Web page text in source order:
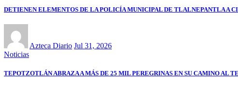
DETIENEN ELEMENTOS DE LA POLICÍA MUNICIPAL DE TLALNEPANTLA A
Azteca Diario Jul 31, 2026
Noticias
TEPOTZOTLÁN ABRAZA A MÁS DE 25 MIL PEREGRINAS EN SU CAMINO AL